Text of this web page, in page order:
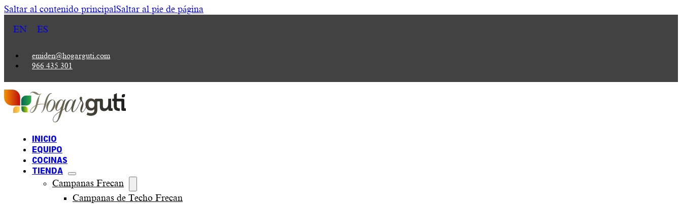
Saltar al contenido principalSaltar al pie de página
EN
ES
emiden@hogarguti.com
966 435 301
INICIO
EQUIPO
COCINAS
TIENDA
Campanas Frecan
Campanas de Techo Frecan